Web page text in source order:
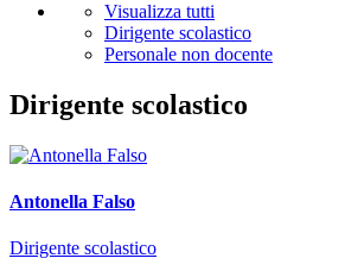
Visualizza tutti
Dirigente scolastico
Personale non docente
Dirigente scolastico
Antonella Falso
Dirigente scolastico